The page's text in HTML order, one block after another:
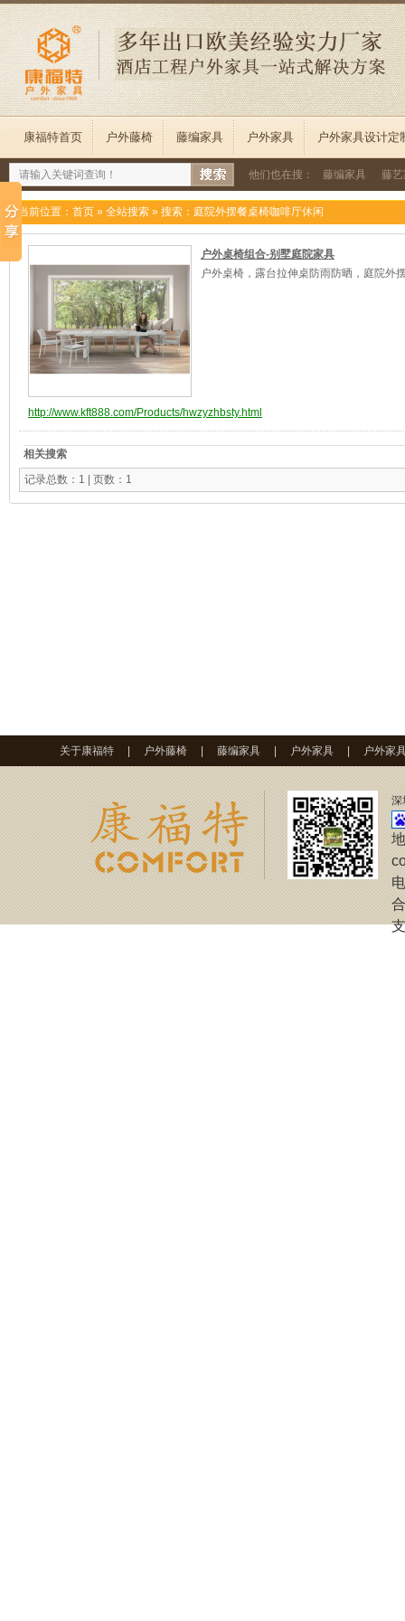
康福特首页 户外藤椅 藤编家具 户外家具 户外家具设计定
他们也在搜： 藤编家具 藤
当前位置： 首页 » 全站搜索 » 搜索：庭院外摆餐桌椅咖啡厅休闲
户外桌椅组合-别墅庭院家具
户外桌椅，露台拉伸桌防雨防晒，庭院外
http://www.kft888.com/Products/hwzyzhbsty.html
相关搜索
记录总数：1 | 页数：1
关于康福特 户外藤椅 藤编家具 户外家具 户外家
深